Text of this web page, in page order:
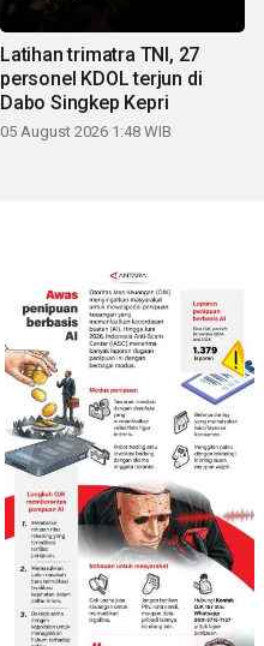
Latihan trimatra TNI, 27
personel KDOL terjun di
Dabo Singkep Kepri
05 August 2026 1:48 WIB